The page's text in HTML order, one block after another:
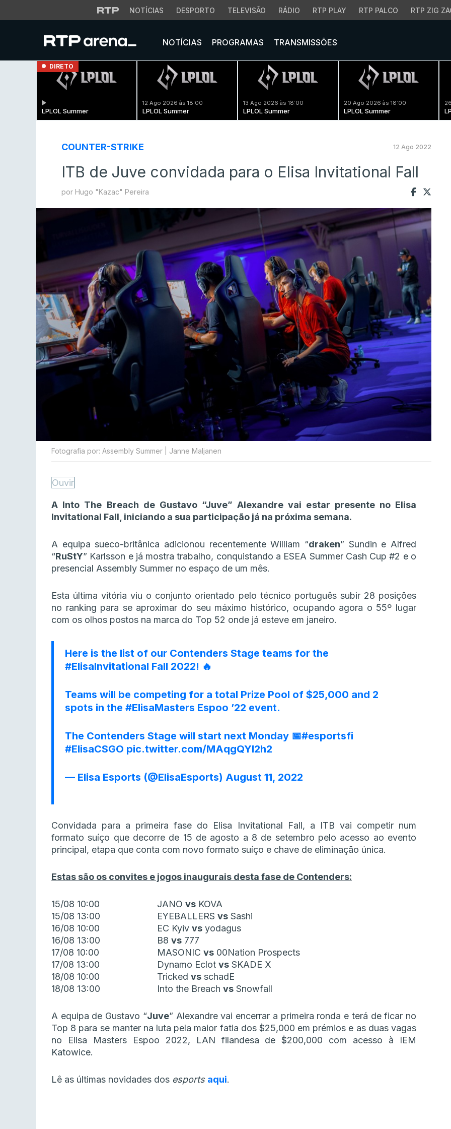
NOTÍCIAS DESPORTO TELEVISÃO RÁDIO RTP PLAY RTP PALCO RTP ZIG
NOTÍCIAS PROGRAMAS TRANSMISSÕES
DIRETO
LPLOL Summer
12 Ago 2026 às 18:00
LPLOL Summer
13 Ago 2026 às 18:00
LPLOL Summer
20 Ago 2026 às 18:00
LPLOL Summer
COUNTER-STRIKE 12 Ago 2022
ITB de Juve convidada para o Elisa Invitational Fall
por Hugo "Kazac" Pereira
Fotografia por: Assembly Summer | Janne Maljanen
Ouvir
A Into The Breach de Gustavo “Juve” Alexandre vai estar presente no Elisa
Invitational Fall, iniciando a sua participação já na próxima semana.
A equipa sueco-britânica adicionou recentemente William “draken” Sundin e Alfred
“RuStY” Karlsson e já mostra trabalho, conquistando a ESEA Summer Cash Cup #2 e o
presencial Assembly Summer no espaço de um mês.
Esta última vitória viu o conjunto orientado pelo técnico português subir 28 posições
no ranking para se aproximar do seu máximo histórico, ocupando agora o 55º lugar
com os olhos postos na marca do Top 52 onde já esteve em janeiro.
Here is the list of our Contenders Stage teams for the
#ElisaInvitational Fall 2022! 🔥
Teams will be competing for a total Prize Pool of $25,000 and 2
spots in the #ElisaMasters Espoo ’22 event.
The Contenders Stage will start next Monday 📅#esportsfi
#ElisaCSGO pic.twitter.com/MAqgQYI2h2
— Elisa Esports (@ElisaEsports) August 11, 2022
Convidada para a primeira fase do Elisa Invitational Fall, a ITB vai competir num
formato suíço que decorre de 15 de agosto a 8 de setembro pelo acesso ao evento
principal, etapa que conta com novo formato suíço e chave de eliminação única.
Estas são os convites e jogos inaugurais desta fase de Contenders:
15/08 10:00 JANO vs KOVA
15/08 13:00
EYEBALLERS vs Sashi
16/08 10:00
EC Kyiv vs yodagus
16/08 13:00
B8 vs 777
17/08 10:00
MASONIC vs 00Nation Prospects
17/08 13:00
Dynamo Eclot vs SKADE X
18/08 10:00
Tricked vs schadE
18/08 13:00
Into the Breach vs Snowfall
A equipa de Gustavo “Juve” Alexandre vai encerrar a primeira ronda e terá de ficar no
Top 8 para se manter na luta pela maior fatia dos $25,000 em prémios e as duas vagas
no Elisa Masters Espoo 2022, LAN filandesa de $200,000 com acesso à IEM
Katowice.
Lê as últimas novidades dos esports aqui.